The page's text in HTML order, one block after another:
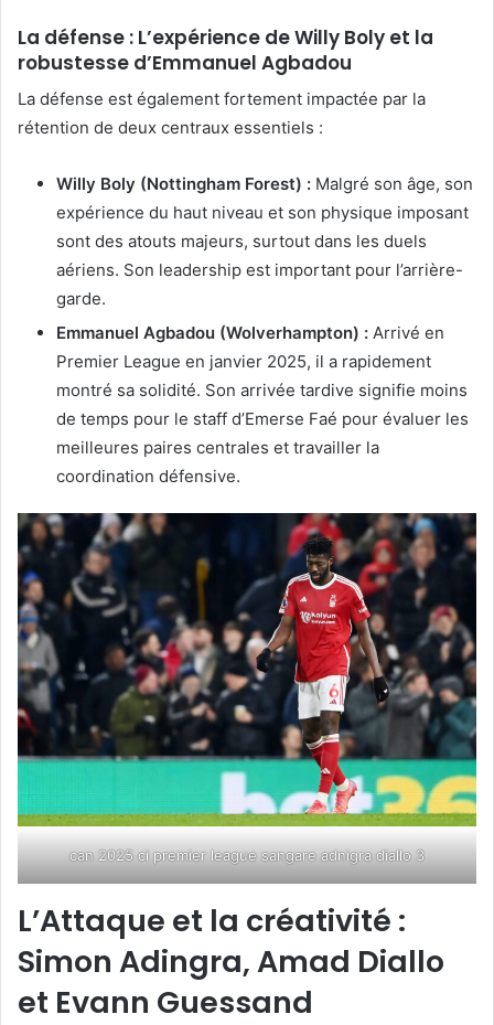
La défense : L’expérience de Willy Boly et la
robustesse d’Emmanuel Agbadou
La défense est également fortement impactée par la
rétention de deux centraux essentiels :
Willy Boly (Nottingham Forest) : Malgré son âge, son
expérience du haut niveau et son physique imposant
sont des atouts majeurs, surtout dans les duels
aériens. Son leadership est important pour l’arrière-
garde.
Emmanuel Agbadou (Wolverhampton) : Arrivé en
Premier League en janvier 2025, il a rapidement
montré sa solidité. Son arrivée tardive signifie moins
de temps pour le staff d’Emerse Faé pour évaluer les
meilleures paires centrales et travailler la
coordination défensive.
can 2025 ci premier league sangare adnigra diallo 3
L’Attaque et la créativité :
Simon Adingra, Amad Diallo
et Evann Guessand